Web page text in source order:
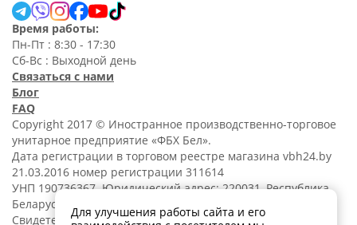
Время работы:
Пн-Пт : 8:30 - 17:30
Сб-Вс : Выходной день
Связаться с нами
Блог
FAQ
Copyright 2017 © Иностранное производственно-торговое
унитарное предприятие «ФБХ Бел».
Дата регистрации в торговом реестре магазина vbh24.by
21.03.2016 номер регистрации 311614
УНП 190736367. Юридический адрес: 220031, Республика
Беларусь, г. Минск, ул. Танковая, 15-1, 5 этаж;
Свидетельство о регистрации N190736367 от 11.02.2014.
Для улучшения работы сайта и его